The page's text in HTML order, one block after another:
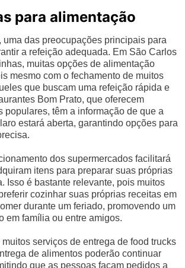
para alimentação
uma das preocupações principais para
a refeição adequada. Em São Carlos
muitas opções de alimentação
mesmo com o fechamento de muitos
que buscam uma refeição rápida e
Bom Prato, que oferecem
populares, têm a informação de que a
estará aberta, garantindo opções para
dos supermercados facilitará
itens para preparar suas próprias
Isso é bastante relevante, pois muitos
cozinhar suas próprias receitas em
durante um feriado, promovendo um
em família ou entre amigos.
serviços de entrega de food trucks
de alimentos poderão continuar
que as pessoas façam pedidos a